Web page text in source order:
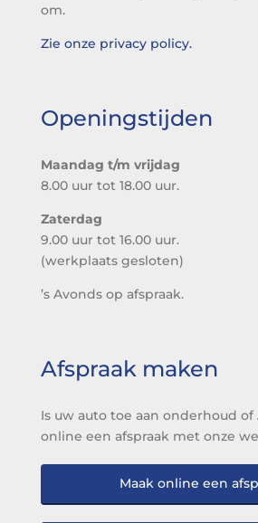
om.
Zie onze privacy policy.
Openingstijden
Maandag t/m vrijdag
8.00 uur tot 18.00 uur.
Zaterdag
9.00 uur tot 16.00 uur.
(werkplaats gesloten)
’s Avonds op afspraak.
Afspraak maken
Is uw auto toe aan onderhoud of
online een afspraak met onze
Maak online een